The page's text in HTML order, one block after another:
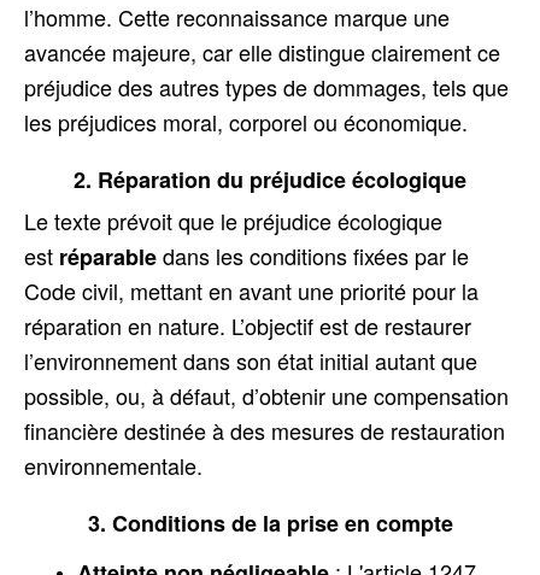
l’homme. Cette reconnaissance marque une
avancée majeure, car elle distingue clairement ce
préjudice des autres types de dommages, tels que
les préjudices moral, corporel ou économique.
2. Réparation du préjudice écologique
Le texte prévoit que le préjudice écologique
est réparabledans les conditions fixées par le
Code civil, mettant en avant une priorité pour la
réparation en nature. L’objectif est de restaurer
l’environnement dans son état initial autant que
possible, ou, à défaut, d’obtenir une compensation
financière destinée à des mesures de restauration
environnementale.
3. Conditions de la prise en compte